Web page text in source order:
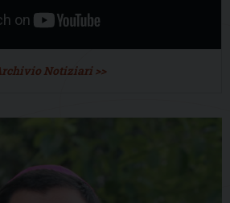
Notiziari >>